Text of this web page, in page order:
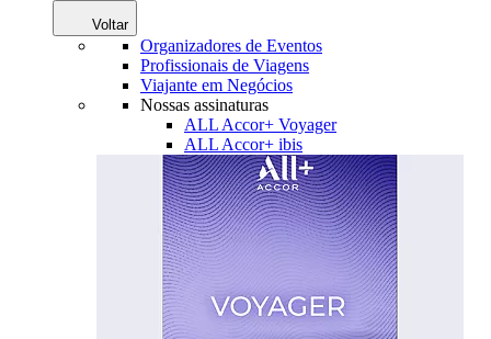
Voltar
Organizadores de Eventos
Profissionais de Viagens
Viajante em Negócios
Nossas assinaturas
ALL Accor+ Voyager
ALL Accor+ ibis